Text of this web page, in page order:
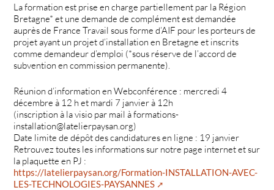
La formation est prise en charge partiellement par la Région
Bretagne* et une demande de complément est demandée
auprès de France Travail sous forme d’AIF pour les porteurs de
projet ayant un projet d’installation en Bretagne et inscrits
comme demandeur d’emploi (*sous réserve de l’accord de
subvention en commission permanente).
Réunion d’information en Webconférence : mercredi 4
décembre à 12 h et mardi 7 janvier à 12h
(inscription à la visio par mail à formations-
installation@latelierpaysan.org)
Date limite de dépôt des candidatures en ligne : 19 janvier
Retrouvez toutes les informations sur notre page internet et sur
la plaquette en PJ :
https://latelierpaysan.org/Formation-INSTALLATION-AVEC-
LES-TECHNOLOGIES-PAYSANNES